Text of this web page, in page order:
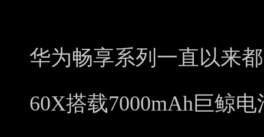
华为畅享系列一直以来
60X搭载7000mAh巨鲸